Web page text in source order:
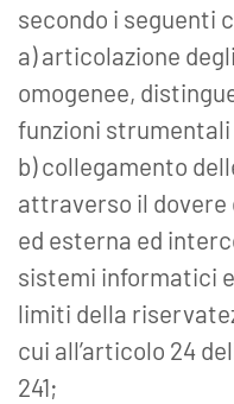
secondo i seguenti
a) articolazione
omogenee,
funzioni
b) collegamento
attraverso il dovere
ed esterna ed
sistemi informatici
limiti della
cui all’articolo 24
241;